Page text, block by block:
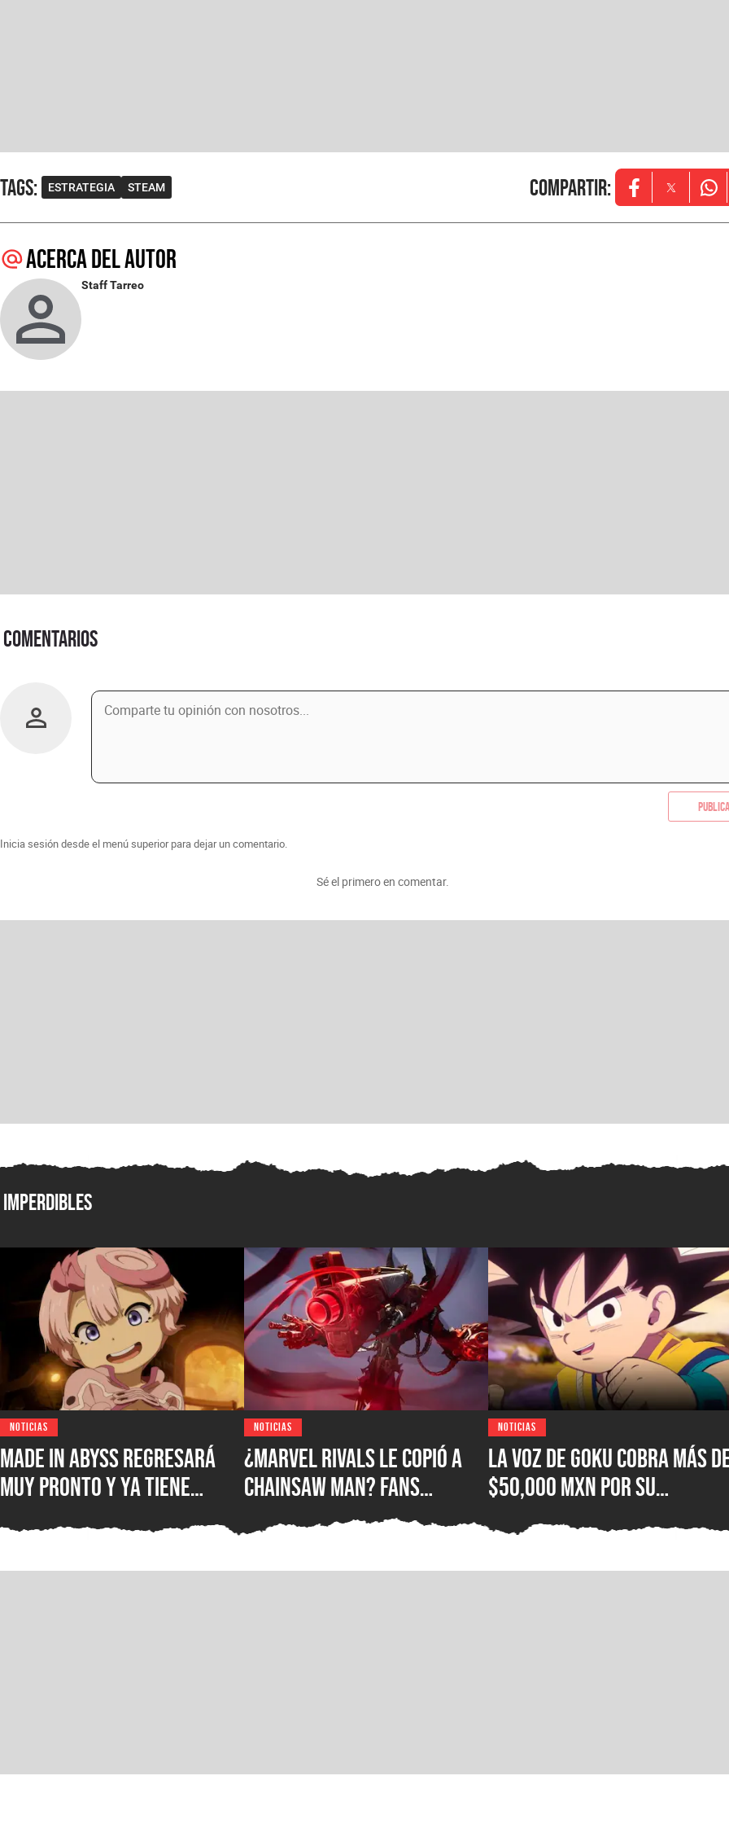
Tags: ESTRATEGIA STEAM Compartir: Opens in new
Opens in
Acerca del autor
Staff Tarreo
Comentarios
Inicia sesión desde el menú superior para dejar un comentario.
Sé el primero en comentar.
Imperdibles
NOTICIAS
Made in Abyss regresará
muy pronto y ya tiene
los cines de japoneses en
NOTICIAS
¿Marvel Rivals le copió a
Chainsaw Man? Fans
comparan a The Hood con el
Demonio Pistola
NOTICIAS
La voz de Goku cobra más
$50,000 MXN por su
consideran que es un
excesivo